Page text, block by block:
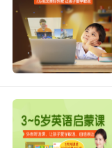
为孩子定一个
诉他铃声一响
心里对20分钟
没有时间概念。
第三、分清主次